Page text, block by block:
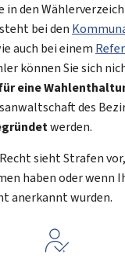
in den
bei den
auch bei einem
können Sie sich
eine
des
werden.
sieht Strafen
haben oder wenn
anerkannt wurden.